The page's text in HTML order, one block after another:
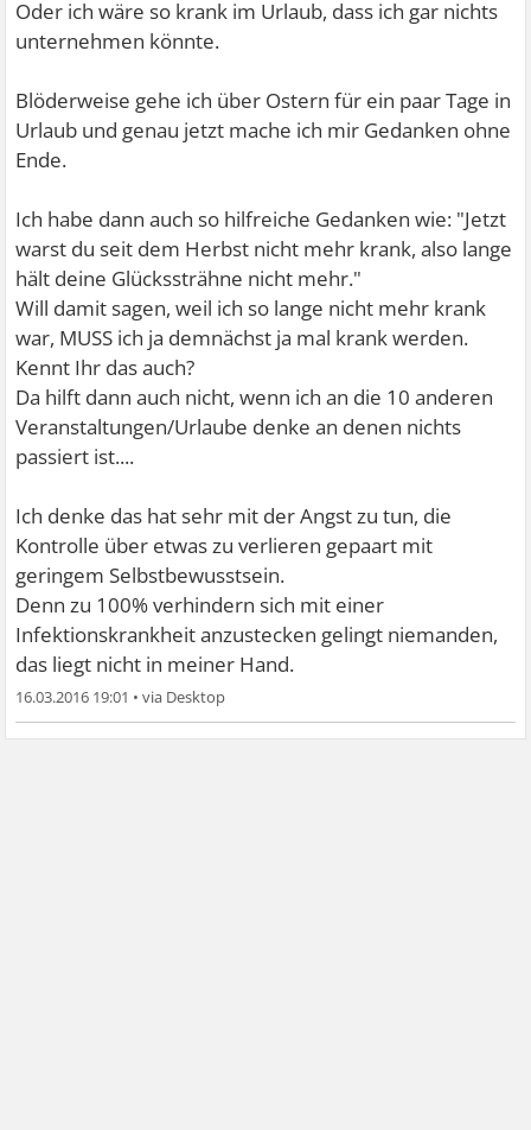
Oder ich wäre so krank im Urlaub, dass ich gar nichts
unternehmen könnte.
Blöderweise gehe ich über Ostern für ein paar Tage in
Urlaub und genau jetzt mache ich mir Gedanken ohne
Ende.
Ich habe dann auch so hilfreiche Gedanken wie: "Jetzt
warst du seit dem Herbst nicht mehr krank, also lange
hält deine Glückssträhne nicht mehr."
Will damit sagen, weil ich so lange nicht mehr krank
war, MUSS ich ja demnächst ja mal krank werden.
Kennt Ihr das auch?
Da hilft dann auch nicht, wenn ich an die 10 anderen
Veranstaltungen/Urlaube denke an denen nichts
passiert ist....
Ich denke das hat sehr mit der Angst zu tun, die
Kontrolle über etwas zu verlieren gepaart mit
geringem Selbstbewusstsein.
Denn zu 100% verhindern sich mit einer
Infektionskrankheit anzustecken gelingt niemanden,
das liegt nicht in meiner Hand.
16.03.2016 19:01 •